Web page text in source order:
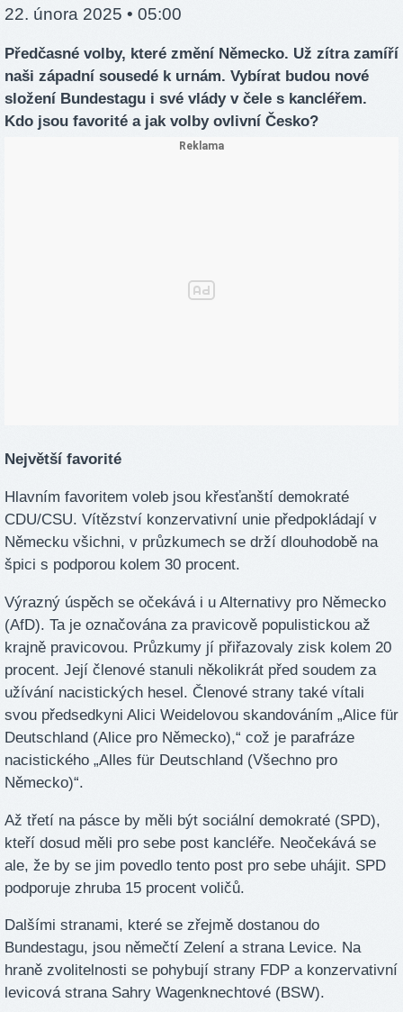
22. února 2025 • 05:00
Předčasné volby, které změní Německo. Už zítra zamíří
naši západní sousedé k urnám. Vybírat budou nové
složení Bundestagu i své vlády v čele s kancléřem.
Kdo jsou favorité a jak volby ovlivní Česko?
Největší favorité
Hlavním favoritem voleb jsou křesťanští demokraté
CDU/CSU. Vítězství konzervativní unie předpokládají v
Německu všichni, v průzkumech se drží dlouhodobě na
špici s podporou kolem 30 procent.
Výrazný úspěch se očekává i u Alternativy pro Německo
(AfD). Ta je označována za pravicově populistickou až
krajně pravicovou. Průzkumy jí přiřazovaly zisk kolem 20
procent. Její členové stanuli několikrát před soudem za
užívání nacistických hesel. Členové strany také vítali
svou předsedkyni Alici Weidelovou skandováním „Alice für
Deutschland (Alice pro Německo),“ což je parafráze
nacistického „Alles für Deutschland (Všechno pro
Německo)“.
Až třetí na pásce by měli být sociální demokraté (SPD),
kteří dosud měli pro sebe post kancléře. Neočekává se
ale, že by se jim povedlo tento post pro sebe uhájit. SPD
podporuje zhruba 15 procent voličů.
Dalšími stranami, které se zřejmě dostanou do
Bundestagu, jsou němečtí Zelení a strana Levice. Na
hraně zvolitelnosti se pohybují strany FDP a konzervativní
levicová strana Sahry Wagenknechtové (BSW).